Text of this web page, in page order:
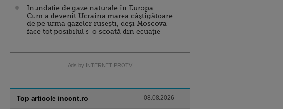
Inundație de gaze naturale în Europa.
Cum a devenit Ucraina marea câștigătoare
de pe urma gazelor rusești, deși Moscova
face tot posibilul s-o scoată din ecuație
Ads by INTERNET PROTV
Top articole incont.ro 08.08.2026